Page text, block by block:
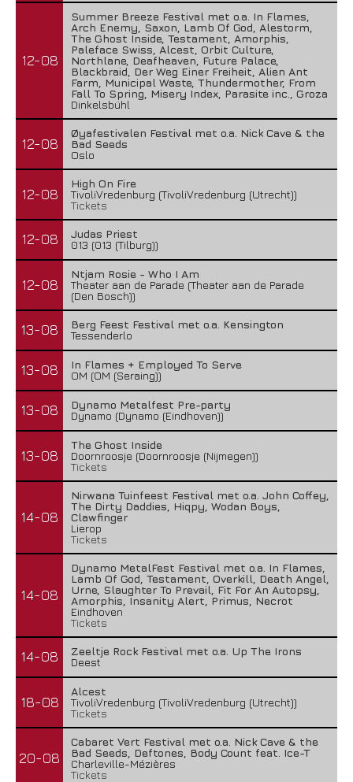
12-08
Summer Breeze Festival met o.a. In Flames,
Arch Enemy, Saxon, Lamb Of God, Alestorm,
The Ghost Inside, Testament, Amorphis,
Paleface Swiss, Alcest, Orbit Culture,
Northlane, Deafheaven, Future Palace,
Blackbraid, Der Weg Einer Freiheit, Alien Ant
Farm, Municipal Waste, Thundermother, From
Fall To Spring, Misery Index, Parasite inc., Groza
Dinkelsbühl
12-08
Øyafestivalen Festival met o.a. Nick Cave & the
Bad Seeds
Oslo
12-08
High On Fire
TivoliVredenburg (TivoliVredenburg (Utrecht))
Tickets
12-08
Judas Priest
013 (013 (Tilburg))
12-08
Ntjam Rosie - Who I Am
Theater aan de Parade (Theater aan de Parade
(Den Bosch))
13-08
Berg Feest Festival met o.a. Kensington
Tessenderlo
13-08
In Flames + Employed To Serve
OM (OM (Seraing))
13-08
Dynamo Metalfest Pre-party
Dynamo (Dynamo (Eindhoven))
13-08
The Ghost Inside
Doornroosje (Doornroosje (Nijmegen))
Tickets
14-08
Nirwana Tuinfeest Festival met o.a. John Coffey,
The Dirty Daddies, Hiqpy, Wodan Boys,
Clawfinger
Lierop
Tickets
14-08
Dynamo MetalFest Festival met o.a. In Flames,
Lamb Of God, Testament, Overkill, Death Angel,
Urne, Slaughter To Prevail, Fit For An Autopsy,
Amorphis, Insanity Alert, Primus, Necrot
Eindhoven
Tickets
14-08
Zeeltje Rock Festival met o.a. Up The Irons
Deest
18-08
Alcest
TivoliVredenburg (TivoliVredenburg (Utrecht))
Tickets
20-08
Cabaret Vert Festival met o.a. Nick Cave & the
Bad Seeds, Deftones, Body Count feat. Ice-T
Charleville-Mézières
Tickets